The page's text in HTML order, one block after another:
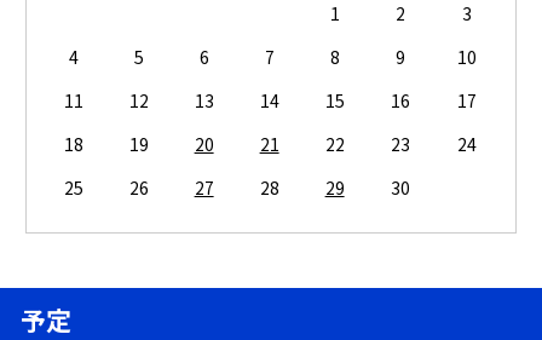
1 2
3
4
5 6 7 8 9
10
11
12 13 14 15 16
17
18
19 20 21 22 23
24
25
26 27 28 29 30
予定